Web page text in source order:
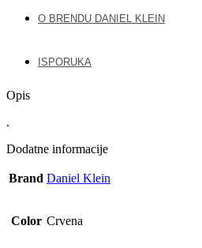
O BRENDU DANIEL KLEIN
ISPORUKA
Opis
.
Dodatne informacije
Brand Daniel Klein
Color Crvena